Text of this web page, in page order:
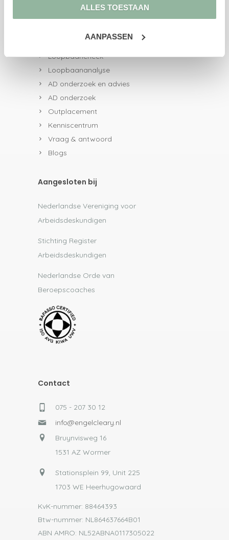
ALLES TOESTAAN
AANPASSEN
Loopbaanbegeleiding
Loopbaancheck
Loopbaananalyse
AD onderzoek en advies
AD onderzoek
Outplacement
Kenniscentrum
Vraag & antwoord
Blogs
Aangesloten bij
Nederlandse Vereniging voor
Arbeidsdeskundigen
Stichting Register
Arbeidsdeskundigen
Nederlandse Orde van
Beroepscoaches
Contact
075 - 207 30 12
info@engelcleary.nl
Bruynvisweg 16
1531 AZ Wormer
Stationsplein 99, Unit 225
1703 WE Heerhugowaard
KvK-nummer: 88464393
Btw-nummer: NL864637664B01
ABN AMRO: NL52ABNA0117305022